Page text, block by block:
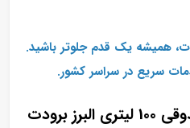
همیشه یک قدم جلوتر باشید.
سریع در سراسر کشور.
برودت